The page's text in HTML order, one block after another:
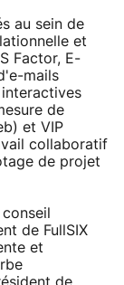
au sein de
et
Factor, E-
mails
de
et VIP
collaboratif
de projet
de FullSIX
et
de